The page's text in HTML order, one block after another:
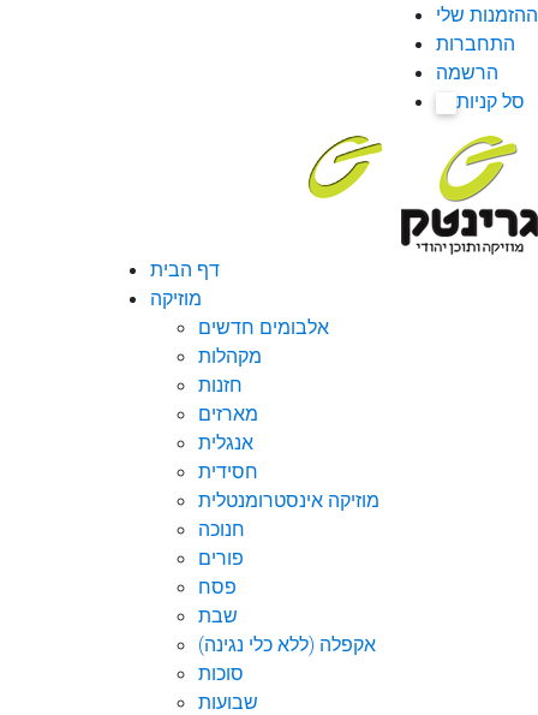
ההזמנות שלי
התחברות
הרשמה
סל קניות
דף הבית
מוזיקה
אלבומים חדשים
מקהלות
חזנות
מארזים
אנגלית
חסידית
מוזיקה אינסטרומנטלית
חנוכה
פורים
פסח
שבת
אקפלה (ללא כלי נגינה)
סוכות
שבועות